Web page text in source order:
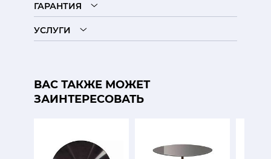
ГАРАНТИЯ
УСЛУГИ
ВАС ТАКЖЕ МОЖЕТ
ЗАИНТЕРЕСОВАТЬ